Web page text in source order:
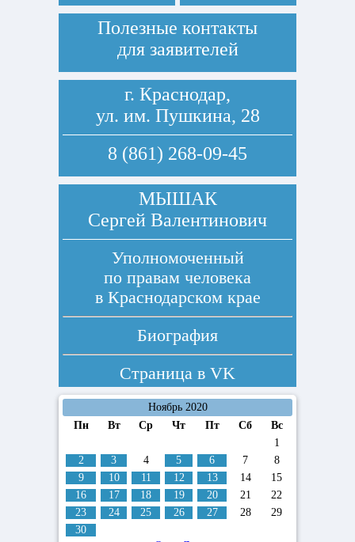
Полезные контакты
для заявителей
г. Краснодар,
ул. им. Пушкина, 28
8 (861) 268-09-45
МЫШАК
Сергей Валентинович
Уполномоченный
по правам человека
в Краснодарском крае
Биография
Страница в VK
Ноябрь 2020
Пн
Вт Ср Чт Пт Сб
Вс
1
2
3 4 5 6 7
8
9
10 11 12 13 14
15
16
17 18 19 20 21
22
23
24 25 26 27 28
29
30